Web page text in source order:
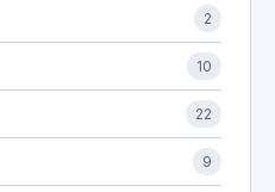
2
10
22
9